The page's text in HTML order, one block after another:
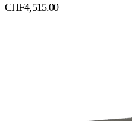
CHF4,515.00